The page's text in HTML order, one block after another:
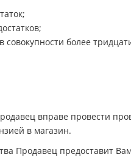
совокупности более
вправе провести
в магазин.
Продавец предоставит